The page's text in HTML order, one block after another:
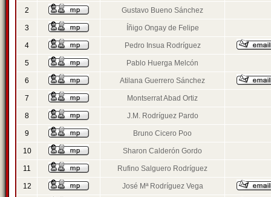
2 Gustavo Bueno Sánchez
3 Íñigo Ongay de Felipe
4 Pedro Insua Rodríguez
5 Pablo Huerga Melcón
6 Atilana Guerrero Sánchez
7 Montserrat Abad Ortiz
8 J.M. Rodríguez Pardo
9 Bruno Cicero Poo
10 Sharon Calderón Gordo
11 Rufino Salguero Rodríguez
12 José Mª Rodríguez Vega